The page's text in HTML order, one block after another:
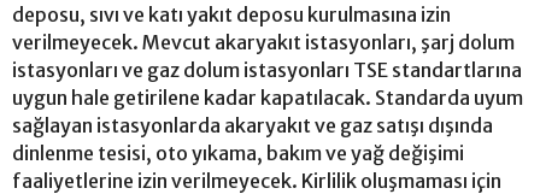
deposu, sıvı ve katı yakıt deposu kurulmasına izin
verilmeyecek. Mevcut akaryakıt istasyonları, şarj dolum
istasyonları ve gaz dolum istasyonları TSE standartlarına
uygun hale getirilene kadar kapatılacak. Standarda uyum
sağlayan istasyonlarda akaryakıt ve gaz satışı dışında
dinlenme tesisi, oto yıkama, bakım ve yağ değişimi
faaliyetlerine izin verilmeyecek. Kirlilik oluşmaması için